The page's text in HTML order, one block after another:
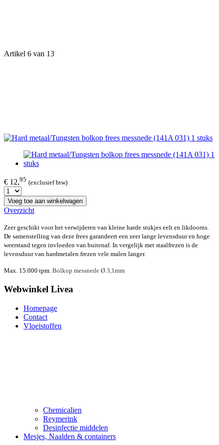
Artikel 6 van 13
€ 12,95 (exclusief btw)
Voeg toe aan winkelwagen
Overzicht
Zeer geschikt voor het verwijderen van kleine harde stukjes eelt en likdoorns.
De samenstelling van deze frees garandeert een zeer lange levensduur en hoge
weerstand tegen invloeden van buitenaf. In vergelijk met staalfrezen is de
levensduur van hardmetalen frezen vele malen langer.
Max. 15.000 tpm. Bolkop messnede Ø 3,1mm
Webwinkel Livea
Homepage
Contact
Vloeistoffen
Chemicalien
Reymerink
Desinfectie middelen
Mesjes, Naalden & containers